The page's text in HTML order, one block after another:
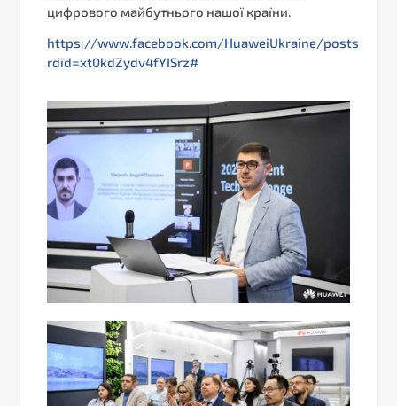
цифрового майбутнього нашої країни.
https://www.facebook.com/HuaweiUkraine/posts/
rdid=xt0kdZydv4fYISrz#